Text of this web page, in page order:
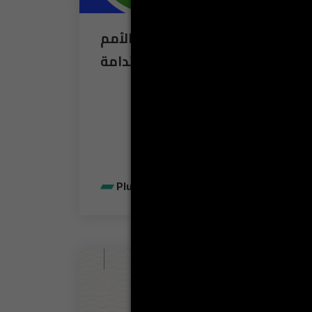
دور الوساطة في خطة الأمم
المتحدة للتنمية المستدامة
Plus de détails